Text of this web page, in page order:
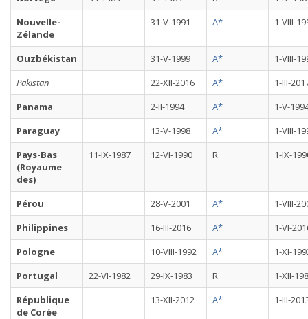
Nouvelle-
Zélande
31-V-1991 A* 1-VIII-
Ouzbékistan 31-V-1999 A*
1-VIII-
Pakistan
22-XII-2016 A*
1-III-
Panama
2-II-1994 A*
1-V-
Paraguay
13-V-1998 A*
1-VIII-
Pays-Bas
(Royaume
des)
11-IX-1987 12-VI-1990 R 1-IX-
Pérou 28-V-2001 A*
1-VIII-
Philippines
16-III-2016 A*
1-VI-
Pologne
10-VIII-1992 A*
1-XI-
Portugal
22-VI-1982 29-IX-1983 R
1-XII-
République
de Corée
13-XII-2012 A* 1-III-